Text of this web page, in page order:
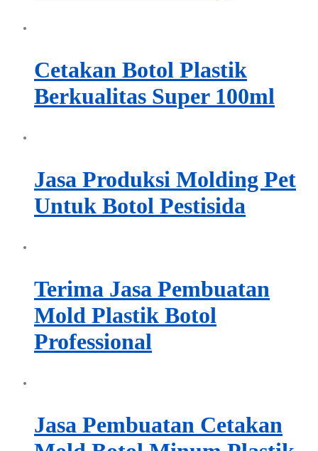
Cetakan Botol Plastik
Berkualitas Super 100ml
Jasa Produksi Molding Pet
Untuk Botol Pestisida
Terima Jasa Pembuatan
Mold Plastik Botol
Professional
Jasa Pembuatan Cetakan